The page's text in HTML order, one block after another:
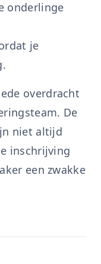
onderlinge
je
overdracht
De
niet altijd
inschrijving
een zwakke